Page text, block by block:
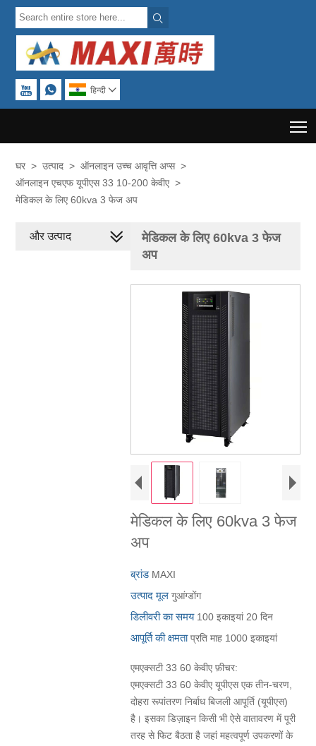

  हिन्दी 
घर > उत्पाद > ऑनलाइन उच्च आवृत्ति अप्स >
ऑनलाइन एचएफ यूपीएस 33 10-200 केवीए >
मेडिकल के लिए 60kva 3 फेज अप
मेडिकल के लिए 60kva 3 फेज
अप
मेडिकल के लिए 60kva 3 फेज
अप
ब्रांड MAXI
उत्पाद मूल गुआंग्डोंग
डिलीवरी का समय 100 इकाइयां 20 दिन
आपूर्ति की क्षमताप्रति माह 1000 इकाइयां
एमएक्सटी 33 60 केवीए फ़ीचर:
एमएक्सटी 33 60 केवीए यूपीएस एक तीन-चरण,
दोहरा रूपांतरण निर्बाध बिजली आपूर्ति (यूपीएस)
है। इसका डिज़ाइन किसी भी ऐसे वातावरण में पूरी
तरह से फिट बैठता है जहां महत्वपूर्ण उपकरणों के
और उत्पाद